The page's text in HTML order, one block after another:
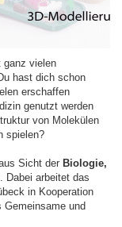
ganz vielen
hast dich schon
erschaffen
genutzt werden
von Molekülen
spielen?
Sicht der Biologie,
Dabei arbeitet das
in Kooperation
und